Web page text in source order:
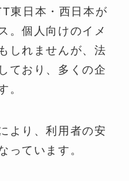
東日本・西日本が
。個人向けのイメ
しれませんが、法
ており、多くの企
。
より、利用者の安
っています。